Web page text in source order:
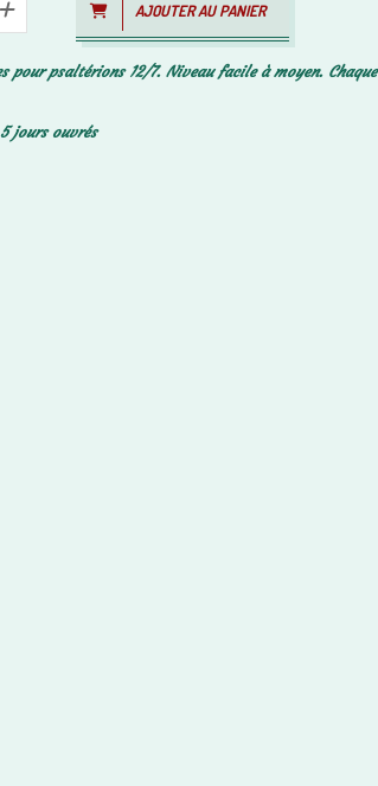
AJOUTER AU PANIER
pour psaltérions 12/7. Niveau facile à moyen. Chaque
jours ouvrés